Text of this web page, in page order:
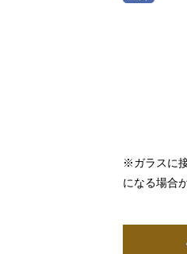
※ガラスに
になる場合